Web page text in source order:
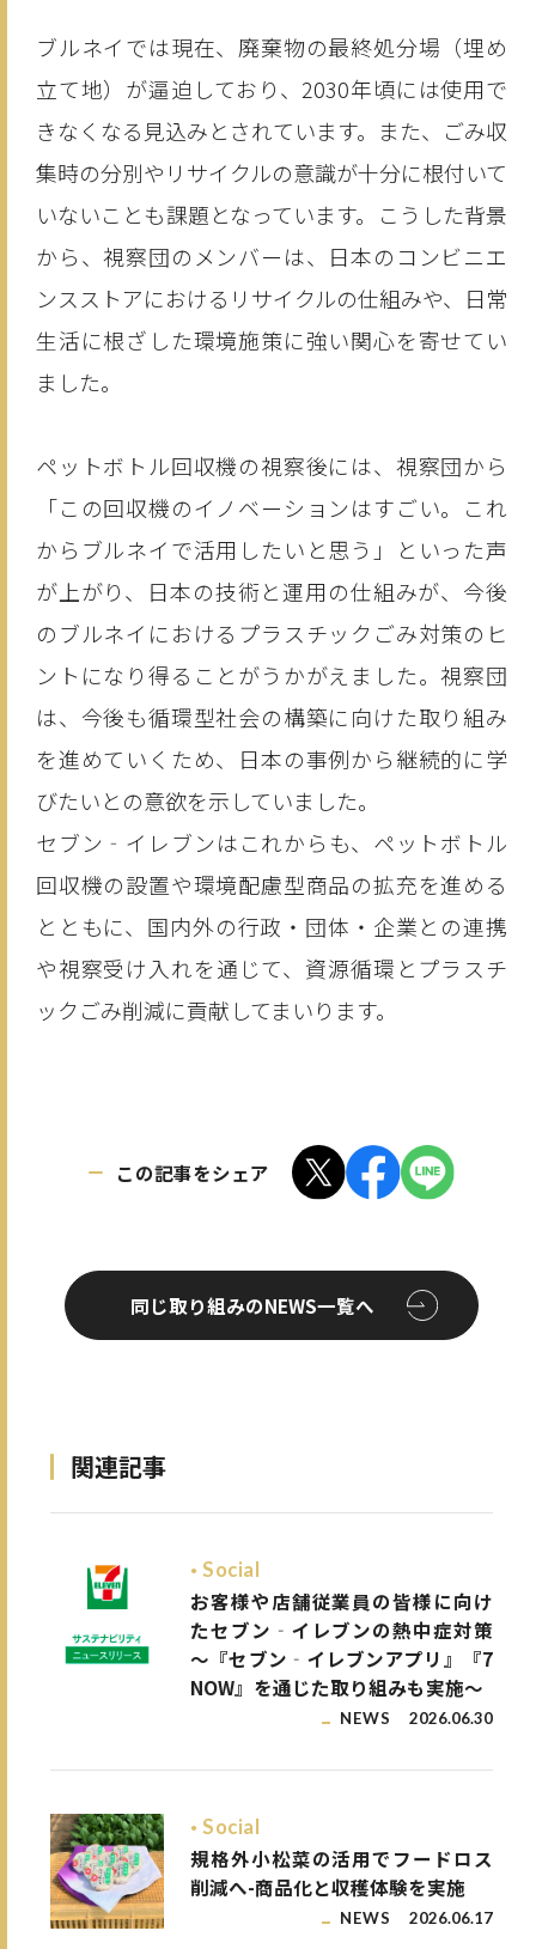
ブルネイでは現在、廃棄物の最終処分場（埋め
立て地）が逼迫しており、2030年頃には使用で
きなくなる見込みとされています。また、ごみ収
集時の分別やリサイクルの意識が十分に根付いて
いないことも課題となっています。こうした背景
から、視察団のメンバーは、日本のコンビニエ
ンスストアにおけるリサイクルの仕組みや、日常
生活に根ざした環境施策に強い関心を寄せてい
ました。
ペットボトル回収機の視察後には、視察団から
「この回収機のイノベーションはすごい。これ
からブルネイで活用したいと思う」といった声
が上がり、日本の技術と運用の仕組みが、今後
のブルネイにおけるプラスチックごみ対策のヒ
ントになり得ることがうかがえました。視察団
は、今後も循環型社会の構築に向けた取り組み
を進めていくため、日本の事例から継続的に学
びたいとの意欲を示していました。
セブン‐イレブンはこれからも、ペットボトル
回収機の設置や環境配慮型商品の拡充を進める
とともに、国内外の行政・団体・企業との連携
や視察受け入れを通じて、資源循環とプラスチ
ックごみ削減に貢献してまいります。
この記事をシェア
同じ取り組みのNEWS一覧へ
関連記事
Social
お客様や店舗従業員の皆様に向け
たセブン‐イレブンの熱中症対策
～『セブン‐イレブンアプリ』『7
NOW』を通じた取り組みも実施～
NEWS 2026.06.30
Social
規格外小松菜の活用でフードロス
削減へ-商品化と収穫体験を実施
NEWS 2026.06.17